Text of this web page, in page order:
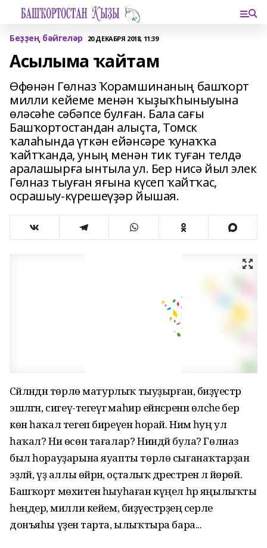
Беҙҙең бәйгеләр 20 ДЕКАБРЯ 2018, 11:39
Асылыма ҡайтам
Өфөнән Гөлназ Ҡорамшинаның башҡорт
милли кейеме менән ҡыҙыҡһыныуына
өләсәһе сәбәпсе булған. Бала сағы
Башҡортостандан алыҫта, Томск
ҡалаһында үткән ейәнсәре ҡунаҡҡа
ҡайтҡанда, уның менән тик туған телдә
аралашырға ынтыла ул. Бер нисә йыл элек
Гөлназ тыуған яғына күсеп ҡайтҡас,
осрашыу-күрешеүҙәр йышая.
Сәйләндән төрлө матурлыҡ тыуҙырған, биҙәүестәр
эшләгән, сигеү-тегеүгә маһир ейәнсәренән өләсәһе бер
көн һаҡал тегеп биреүен һорай. Нимә һуң ул
һаҡал? Ни өсөн тағалар? Ниндәй була? Гөлназ
был һорауҙарына яуапты төрлө сығанаҡтарҙан
эҙләй, үҙ аллы өйрәнә, оҫталыҡ дәрестәренә лә йөрөй.
Башҡорт мөхитенә һыуһаған күңел һәр яңылыҡты
һеңдерә, милли кейем, биҙәүестәрҙең серле
донъяһы үҙенә тарта, ылыҡтыра бара...